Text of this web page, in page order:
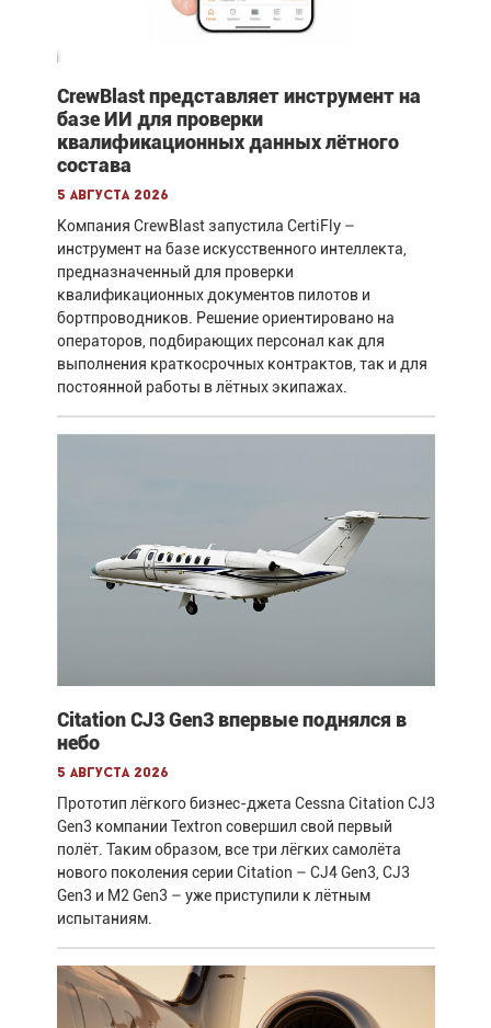
CrewBlast представляет инструмент на
базе ИИ для проверки
квалификационных данных лётного
состава
5 августа 2026
Компания CrewBlast запустила CertiFly –
инструмент на базе искусственного интеллекта,
предназначенный для проверки
квалификационных документов пилотов и
бортпроводников. Решение ориентировано на
операторов, подбирающих персонал как для
выполнения краткосрочных контрактов, так и для
постоянной работы в лётных экипажах.
Citation CJ3 Gen3 впервые поднялся в
небо
5 августа 2026
Прототип лёгкого бизнес-джета Cessna Citation CJ3
Gen3 компании Textron совершил свой первый
полёт. Таким образом, все три лёгких самолёта
нового поколения серии Citation – CJ4 Gen3, CJ3
Gen3 и M2 Gen3 – уже приступили к лётным
испытаниям.